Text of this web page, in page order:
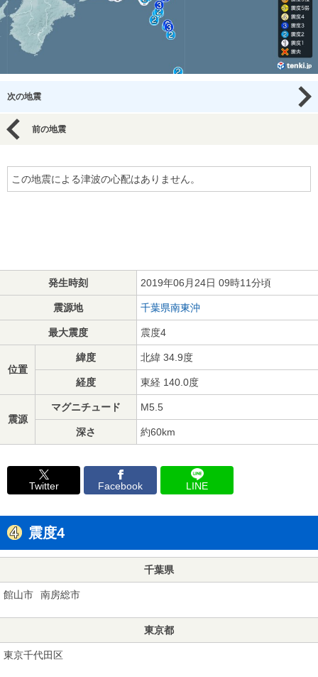
次の地震
前の地震
この地震による津波の心配はありません。
発生時刻 2019年06月24日 09時11分頃
震源地 千葉県南東沖
最大震度 震度4
位置
緯度 北緯 34.9度
経度 東経 140.0度
震源
マグニチュード M5.5
深さ 約60km
Twitter Facebook LINE
震度4
千葉県
館山市 南房総市
東京都
東京千代田区